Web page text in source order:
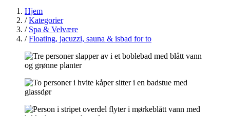
Hjem
/Kategorier
/ Spa & Velvære
/Floating, jacuzzi, sauna & isbad for to